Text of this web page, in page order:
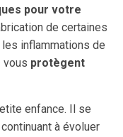
pour votre
de certaines
inflammations de
vous protègent
enfance. Il se
à évoluer